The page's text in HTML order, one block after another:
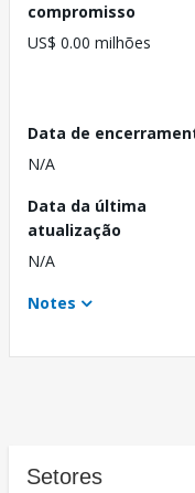
compromisso
US$ 0.00 milhões
Data de
N/A
Data da última
atualização
N/A
Notes
Setores